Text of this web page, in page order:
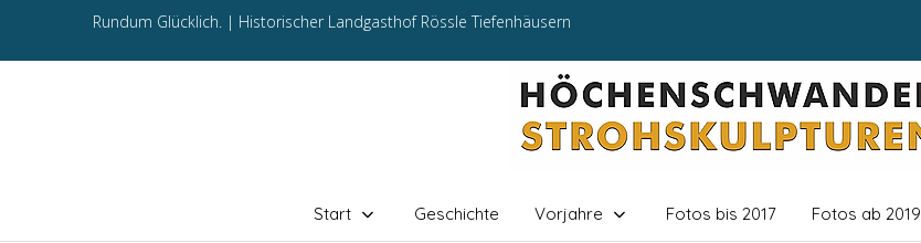
Rundum Glücklich. | Historischer Landgasthof Rössle Tiefenhäusern
Start Geschichte Vorjahre Fotos bis 2017 Fotos ab 2019